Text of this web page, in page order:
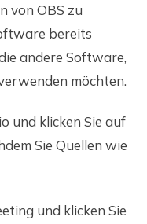
von OBS zu
bereits
andere Software,
möchten.
und klicken Sie auf
Sie Quellen wie
und klicken Sie